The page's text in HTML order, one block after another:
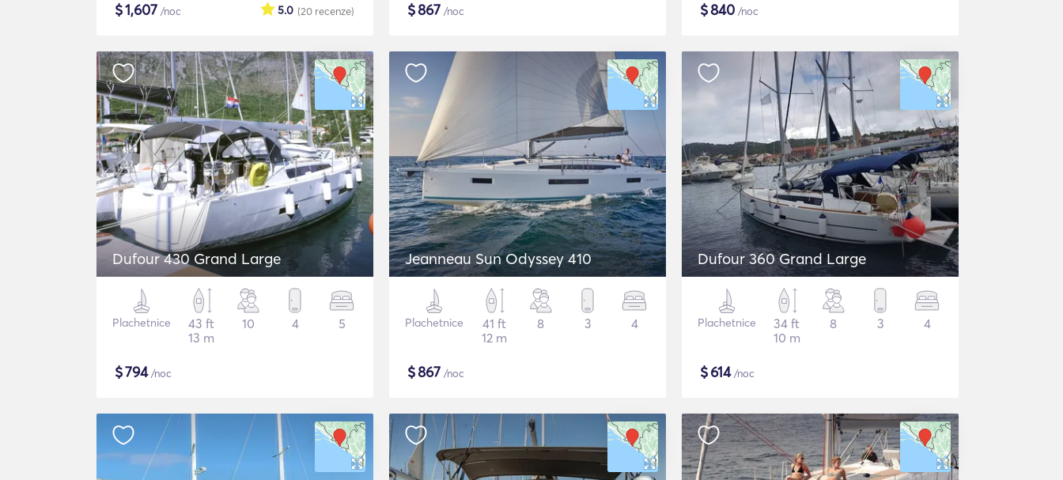
$1,607 /noc (20 recenze)
5.0 $867 /noc $840 /noc
Dufour 430 Grand Large
Plachetnice
43 ft
13 m
10 4 5
$794/noc
Jeanneau Sun Odyssey 410
Plachetnice
41 ft
12 m
8 3 4
$867 /noc
Dufour 360 Grand Large
Plachetnice
34 ft
10 m
8 3 4
$614/noc